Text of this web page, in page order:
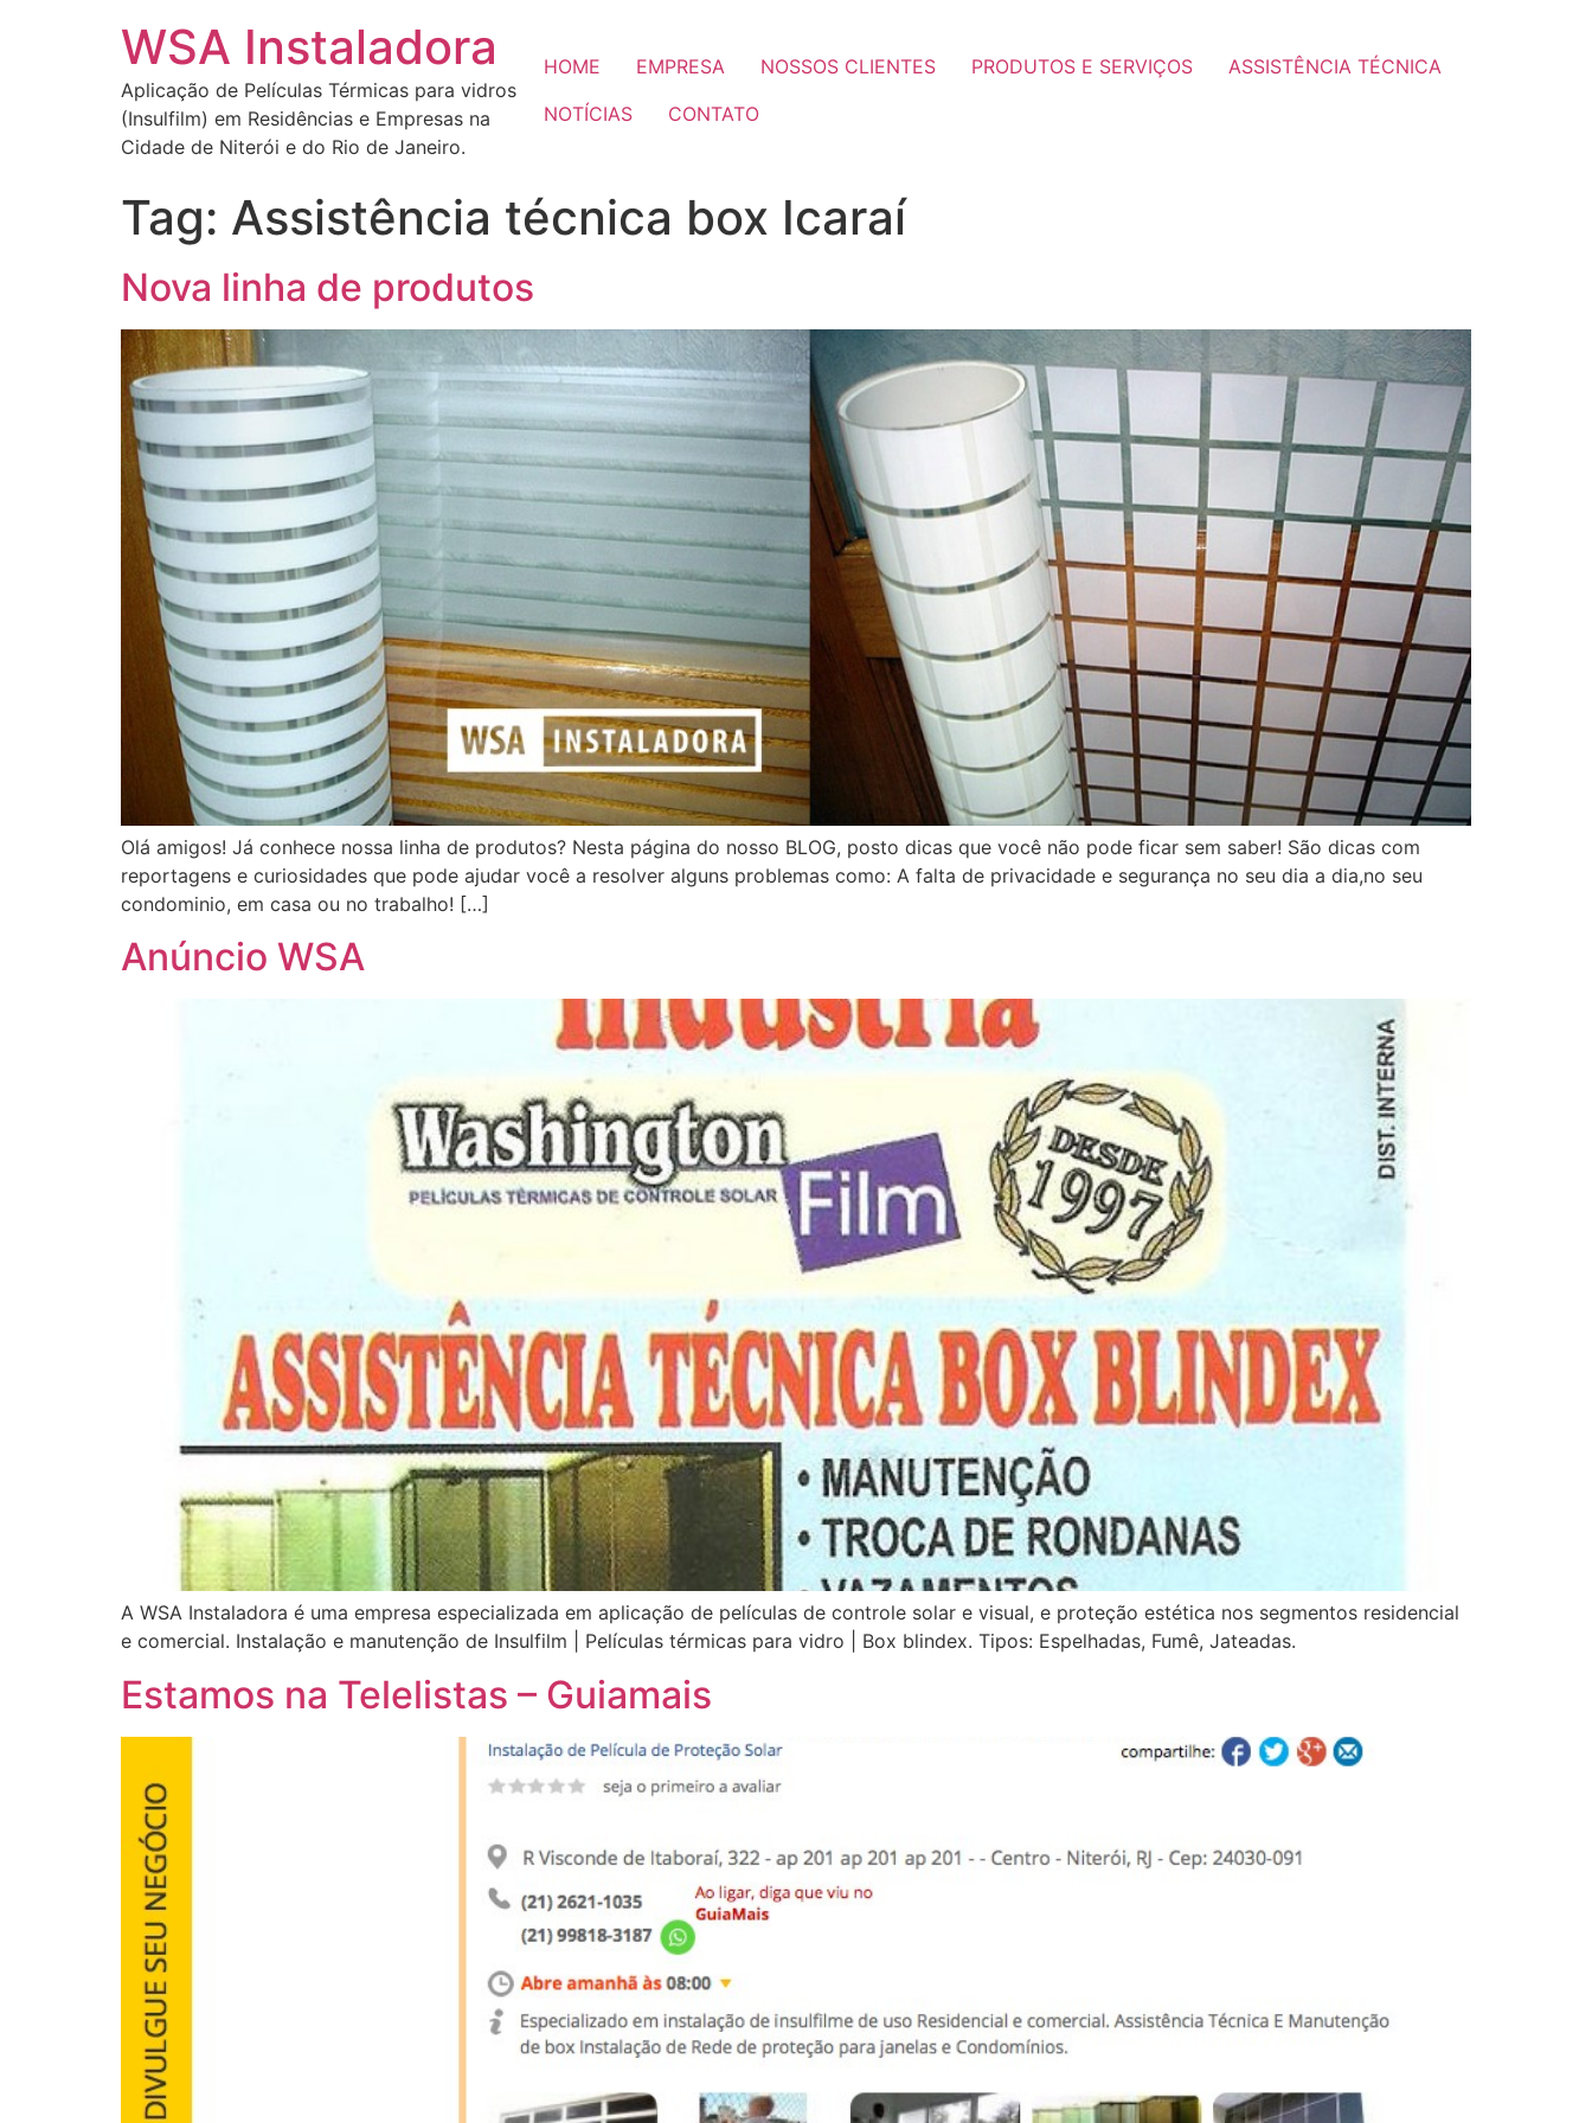
WSA Instaladora
Aplicação de Películas Térmicas para vidros
(Insulfilm) em Residências e Empresas na
Cidade de Niterói e do Rio de Janeiro.
HOME EMPRESA NOSSOS CLIENTES PRODUTOS E SERVIÇOS
ASSISTÊNCIA TÉCNICA
NOTÍCIAS
CONTATO
Tag: Assistência técnica box Icaraí
Nova linha de produtos
Olá amigos! Já conhece nossa linha de produtos? Nesta página do nosso BLOG, posto dicas que você não pode ficar sem saber! São dicas com
reportagens e curiosidades que pode ajudar você a resolver alguns problemas como: A falta de privacidade e segurança no seu dia a dia,no seu
condominio, em casa ou no trabalho! […]
Anúncio WSA
A WSA Instaladora é uma empresa especializada em aplicação de películas de controle solar e visual, e proteção estética nos segmentos residencial
e comercial. Instalação e manutenção de Insulfilm | Películas térmicas para vidro | Box blindex. Tipos: Espelhadas, Fumê, Jateadas.
Estamos na Telelistas – Guiamais